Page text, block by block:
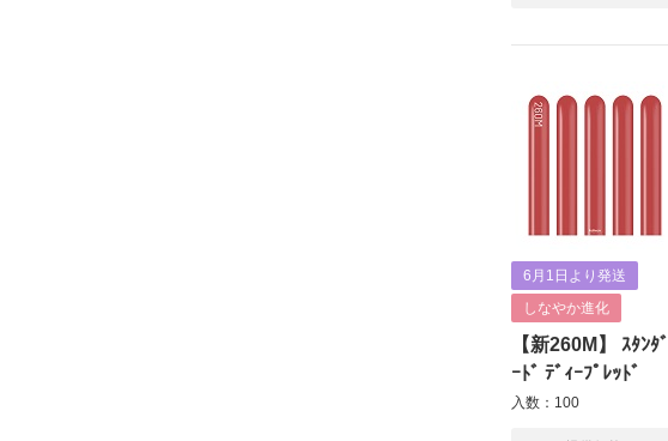
6月1日より発送
しなやか進化
【新260M】 ｽﾀﾝﾀﾞ
ｰﾄﾞ ﾃﾞｨｰﾌﾟﾚｯﾄﾞ
入数：100